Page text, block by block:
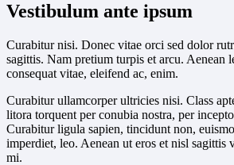
Vestibulum ante ipsum
Curabitur nisi. Donec vitae orci sed dolor
sagittis. Nam pretium turpis et arcu. Aenean
consequat vitae, eleifend ac, enim.
Curabitur ullamcorper ultricies nisi. Class
litora torquent per conubia nostra, per
Curabitur ligula sapien, tincidunt non,
imperdiet, leo. Aenean ut eros et nisl sagittis
mi.